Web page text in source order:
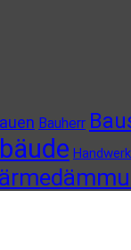
Bauherr